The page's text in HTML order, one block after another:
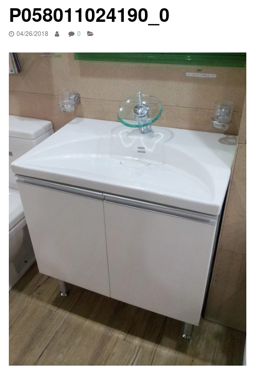
P058011024190_0
04/26/2018 0